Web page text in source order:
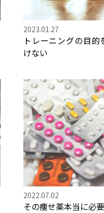
2023.01.27
トレーニングの目
けない
2022.07.02
その痩せ薬本当に必